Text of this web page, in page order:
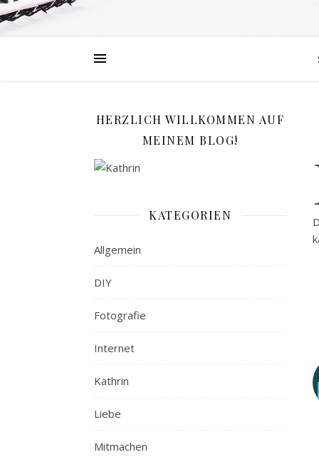
HERZLICH WILLKOMMEN AUF
MEINEM BLOG!
KATEGORIEN
Allgemein
DIY
Fotografie
Internet
Kathrin
Liebe
Mitmachen